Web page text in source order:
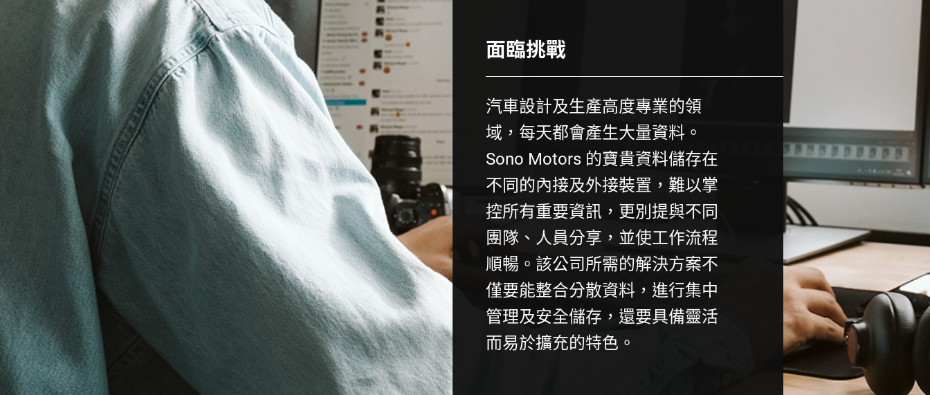
面臨挑戰
汽車設計及生產高度專業的領
域，每天都會產生大量資料。
Sono Motors 的寶貴資料儲存在
不同的內接及外接裝置，難以掌
控所有重要資訊，更別提與不同
團隊、人員分享，並使工作流程
順暢。該公司所需的解決方案不
僅要能整合分散資料，進行集中
管理及安全儲存，還要具備靈活
而易於擴充的特色。